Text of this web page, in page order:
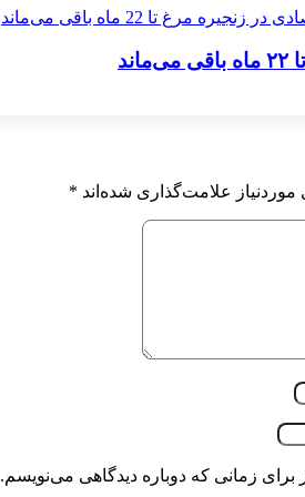
علامت‌گذاری شده‌اند *
زمانی که دوباره دیدگاهی می‌نویسم.